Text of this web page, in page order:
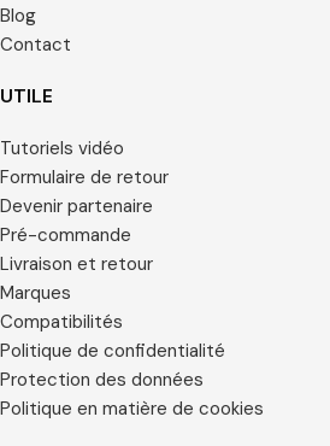
Blog
Contact
UTILE
Tutoriels vidéo
Formulaire de retour
Devenir partenaire
Pré-commande
Livraison et retour
Marques
Compatibilités
Politique de confidentialité
Protection des données
Politique en matière de cookies